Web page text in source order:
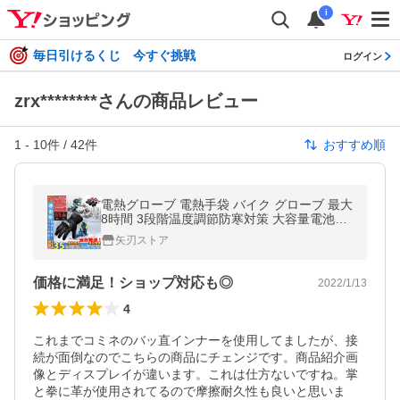
i
毎日引けるくじ 今すぐ挑戦 ログイン
zrx********さんの商品レビュー
1 - 10件 / 42件 おすすめ順
電熱グローブ 電熱手袋 バイク グローブ 最大
8時間 3段階温度調節防寒対策 大容量電池US
B充電式 バッテリー付き 防寒対策 ヒーター
内蔵 裏起毛 防風 冬用
矢刃ストア
価格に満足！ショップ対応も◎ 2022/1/13
4
これまでコミネのバッ直インナーを使用してましたが、接
続が面倒なのでこちらの商品にチェンジです。商品紹介画
像とディスプレイが違います。これは仕方ないですね。掌
と拳に革が使用されてるので摩擦耐久性も良いと思いま